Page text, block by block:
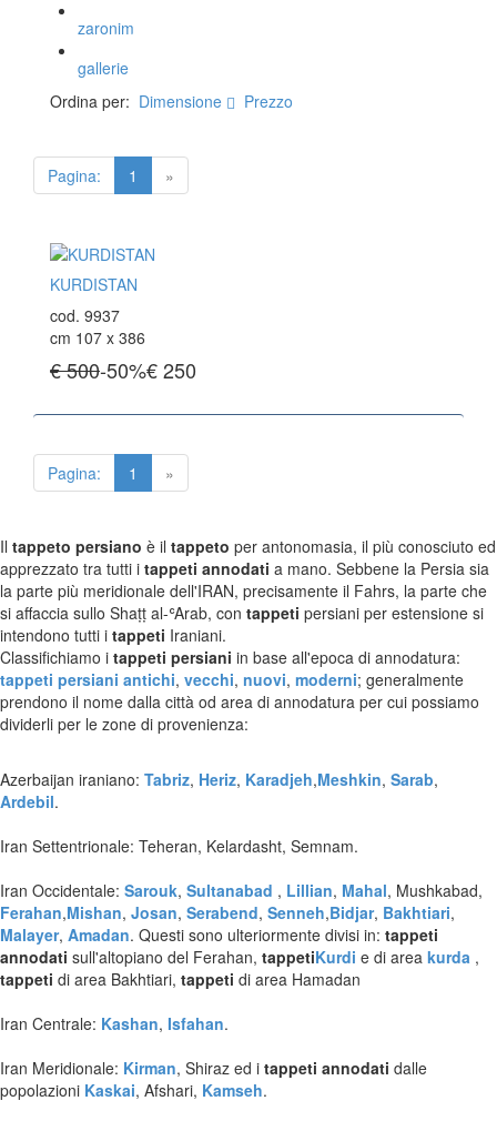
TAPPETI CLASSICI
Collezione Hyderabad
Collezione Peshawar
Collezione Zigler
TAPPETI CAUCASICI
Tappeti Caucasici Antichi: Kazak
Tappeti Caucasici Antichi: Karabagh
Tappeti Caucasici Antichi : Shirvan
Tappeti Caucasici Vecchi E Nuovi
TAPPETI ANTICHI DA COLLEZIONE
Tappeti Anatolici Antichi
Tappeti Cinesi Antichi
Tappeti Turcomanni Antichi
KILIM
Kilim Vecchi E Antichi
Kilim Nuovi
Nuovissimi Kilim India
Arazzi E Ricami
TAPPETI PER ARREDAMENTO
Tappeti Turchi Vecchi E Nuovi
Tappeti Ghazni
Tappeti Dal Mondo
zaronim
gallerie
Ordina per: Dimensione Prezzo
Pagina: 1 »
KURDISTAN
cod. 9937
cm 107 x 386
€ 500-50%€250
Pagina: 1 »
Il tappeto persiano è il tappeto per antonomasia, il più conosciuto ed
apprezzato tra tutti i tappeti annodati a mano. Sebbene la Persia sia
la parte più meridionale dell'IRAN, precisamente il Fahrs, la parte che
si affaccia sullo Shaṭṭ al-ʿArab, con tappeti persiani per estensione si
intendono tutti i tappeti Iraniani.
Classifichiamo i tappeti persiani in base all'epoca di annodatura:
tappeti persiani antichi, vecchi, nuovi, moderni; generalmente
prendono il nome dalla città od area di annodatura per cui possiamo
dividerli per le zone di provenienza:
Azerbaijan iraniano: Tabriz, Heriz, Karadjeh,Meshkin, Sarab,
Ardebil.
Iran Settentrionale: Teheran, Kelardasht, Semnam.
Iran Occidentale: Sarouk, Sultanabad , Lillian, Mahal, Mushkabad,
Ferahan,Mishan, Josan, Serabend, Senneh,Bidjar, Bakhtiari,
Malayer, Amadan. Questi sono ulteriormente divisi in: tappeti
annodati sull'altopiano del Ferahan, tappetiKurdi e di area kurda ,
tappeti di area Bakhtiari, tappeti di area Hamadan
Iran Centrale: Kashan, Isfahan.
Iran Meridionale: Kirman, Shiraz ed i tappeti annodati dalle
popolazioni Kaskai, Afshari, Kamseh.